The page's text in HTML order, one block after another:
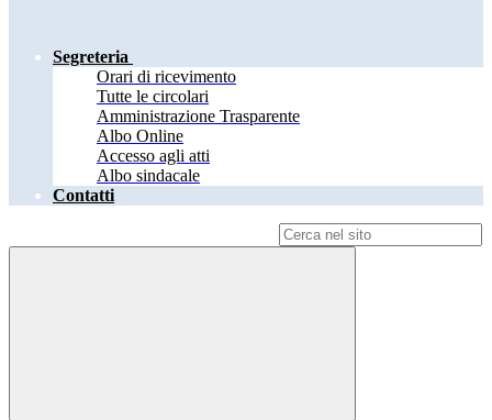
Segreteria
Orari di ricevimento
Tutte le circolari
Amministrazione Trasparente
Albo Online
Accesso agli atti
Albo sindacale
Contatti